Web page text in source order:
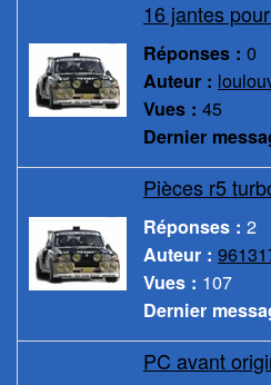
16 jantes
Réponses : 0
Auteur :
Vues : 45
Dernier
Pièces r5
Réponses : 2
Auteur :
Vues : 107
Dernier
PC avant